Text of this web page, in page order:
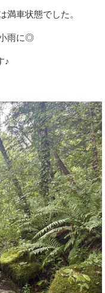
満車状態でした。
雨に◎
♪